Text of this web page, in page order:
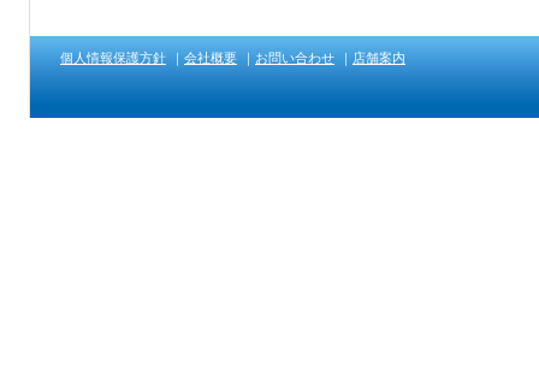
個人情報保護方針 ｜ 会社概要 ｜ お問い合わせ ｜ 店舗案内